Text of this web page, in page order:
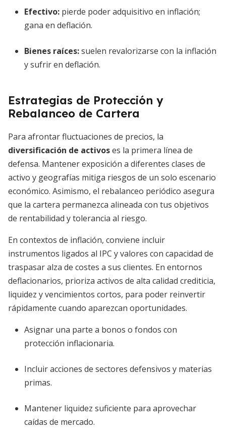
Efectivo: pierde poder adquisitivo en inflación;
gana en deflación.
Bienes raíces:suelen revalorizarse con la inflación
y sufrir en deflación.
Estrategias de Protección y
Rebalanceo de Cartera
Para afrontar fluctuaciones de precios, la
diversificación de activoses la primera línea de
defensa. Mantener exposición a diferentes clases de
activo y geografías mitiga riesgos de un solo escenario
económico. Asimismo, el rebalanceo periódico asegura
que la cartera permanezca alineada con tus objetivos
de rentabilidad y tolerancia al riesgo.
En contextos de inflación, conviene incluir
instrumentos ligados al IPC y valores con capacidad de
traspasar alza de costes a sus clientes. En entornos
deflacionarios, prioriza activos de alta calidad crediticia,
liquidez y vencimientos cortos, para poder reinvertir
rápidamente cuando aparezcan oportunidades.
Asignar una parte a bonos o fondos con
protección inflacionaria.
Incluir acciones de sectores defensivos y materias
primas.
Mantener liquidez suficiente para aprovechar
caídas de mercado.